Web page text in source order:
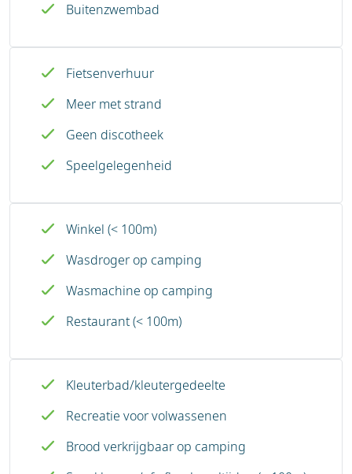
Buitenzwembad
Fietsenverhuur
Meer met strand
Geen discotheek
Speelgelegenheid
Winkel (< 100m)
Wasdroger op camping
Wasmachine op camping
Restaurant (< 100m)
Kleuterbad/kleutergedeelte
Recreatie voor volwassenen
Brood verkrijgbaar op camping